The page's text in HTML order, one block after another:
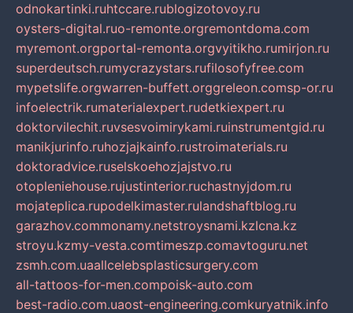
odnokartinki.ruhtccare.rublogizotovoy.ru
oysters-digital.ruo-remonte.orgremontdoma.com
myremont.orgportal-remonta.orgvyitikho.rumirjon.ru
superdeutsch.rumycrazystars.rufilosofyfree.com
mypetslife.orgwarren-buffett.orggreleon.comsp-or.ru
infoelectrik.rumaterialexpert.rudetkiexpert.ru
doktorvilechit.ruvsesvoimirykami.ruinstrumentgid.ru
manikjurinfo.ruhozjajkainfo.rustroimaterials.ru
doktoradvice.ruselskoehozjajstvo.ru
otopleniehouse.rujustinterior.ruchastnyjdom.ru
mojateplica.rupodelkimaster.rulandshaftblog.ru
garazhov.commonamy.netstroysnami.kzlcna.kz
stroyu.kzmy-vesta.comtimeszp.comavtoguru.net
zsmh.com.uaallcelebsplasticsurgery.com
all-tattoos-for-men.compoisk-auto.com
best-radio.com.uaost-engineering.comkuryatnik.info